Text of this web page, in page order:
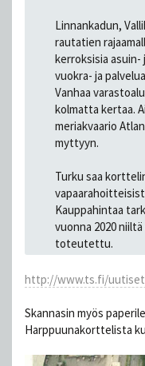
Linnankadun,
rautatien
kerroksisia asuin-
vuokra- ja
Vanhaa
kolmatta kertaa.
meriakvaario
myttyyn.
Turku saa
Kauppahintaa
vuonna 2020
toteutettu.
http://www.ts.fi/
Skannasin myös
Harppuunakorttelista